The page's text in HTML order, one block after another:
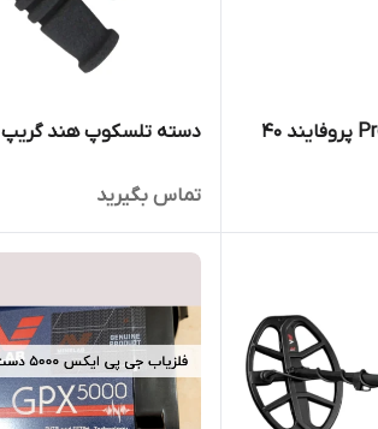
دسته تلسکوپ هند گریپ Wear Kit
تماس بگیرید